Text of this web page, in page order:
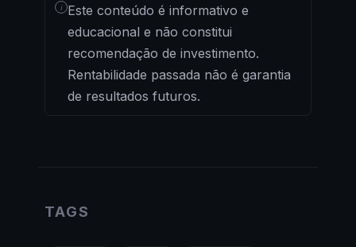
i Este conteúdo é informativo e
educacional e não constitui
recomendação de investimento.
Rentabilidade passada não é garantia
de resultados futuros.
TAGS